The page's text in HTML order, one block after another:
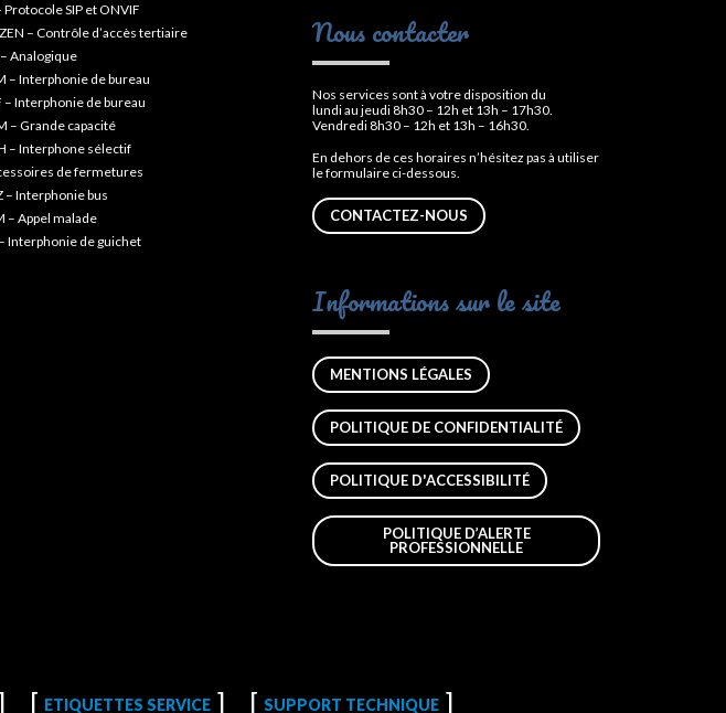
Protocole SIP et ONVIF
– Contrôle d’accès tertiaire
Analogique
– Interphonie de bureau
– Interphonie de bureau
– Grande capacité
– Interphone sélectif
de fermetures
– Interphonie bus
– Appel malade
Interphonie de guichet
Nous contacter
Nos services sont à votre disposition du
lundi au jeudi 8h30 – 12h et 13h – 17h30.
Vendredi 8h30 – 12h et 13h – 16h30.
En dehors de ces horaires n’hésitez pas à utiliser
le formulaire ci-dessous.
CONTACTEZ-NOUS
Informations sur le site
MENTIONS LÉGALES
POLITIQUE DE CONFIDENTIALITÉ
POLITIQUE D'ACCESSIBILITÉ
POLITIQUE D’ALERTE
PROFESSIONNELLE
ETIQUETTES SERVICE SUPPORT TECHNIQUE